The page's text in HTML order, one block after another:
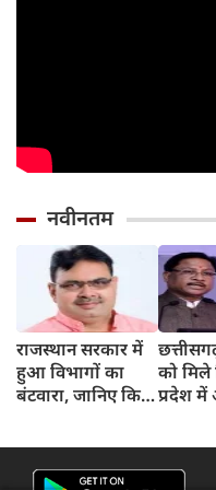
नवीनतम
राजस्थान सरकार में
हुआ विभागों का
बंटवारा, जानिए किसे
को मिले
प्रदेश में